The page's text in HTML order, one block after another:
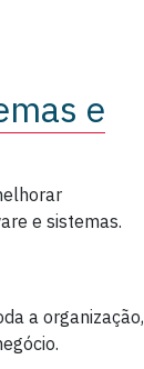
e
e sistemas.
a organização,